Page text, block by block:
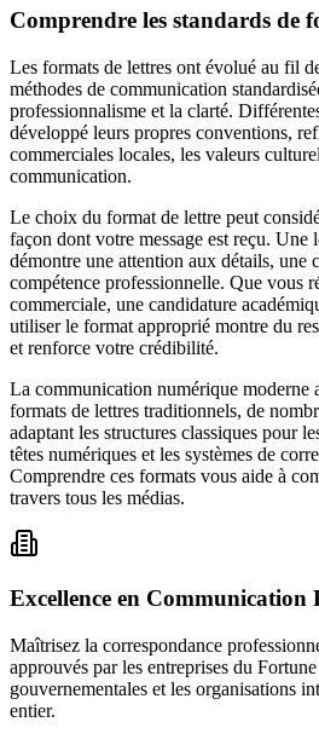
Comprendre les standards de
Les formats de lettres ont évolué au fil
méthodes de communication
professionnalisme et la clarté.
développé leurs propres conventions,
commerciales locales, les valeurs
communication.
Le choix du format de lettre peut
façon dont votre message est reçu. Une
démontre une attention aux détails, une
compétence professionnelle. Que vous
commerciale, une candidature
utiliser le format approprié montre du
et renforce votre crédibilité.
La communication numérique moderne
formats de lettres traditionnels, de
adaptant les structures classiques pour
têtes numériques et les systèmes de
Comprendre ces formats vous aide à
travers tous les médias.
Excellence en Communication
Maîtrisez la correspondance
approuvés par les entreprises du
gouvernementales et les organisations
entier.